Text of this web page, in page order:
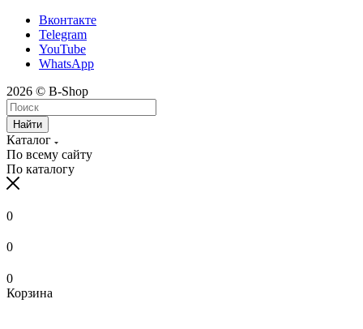
Вконтакте
Telegram
YouTube
WhatsApp
2026 © B-Shop
Найти
Каталог
По всему сайту
По каталогу
0
0
0
Корзина